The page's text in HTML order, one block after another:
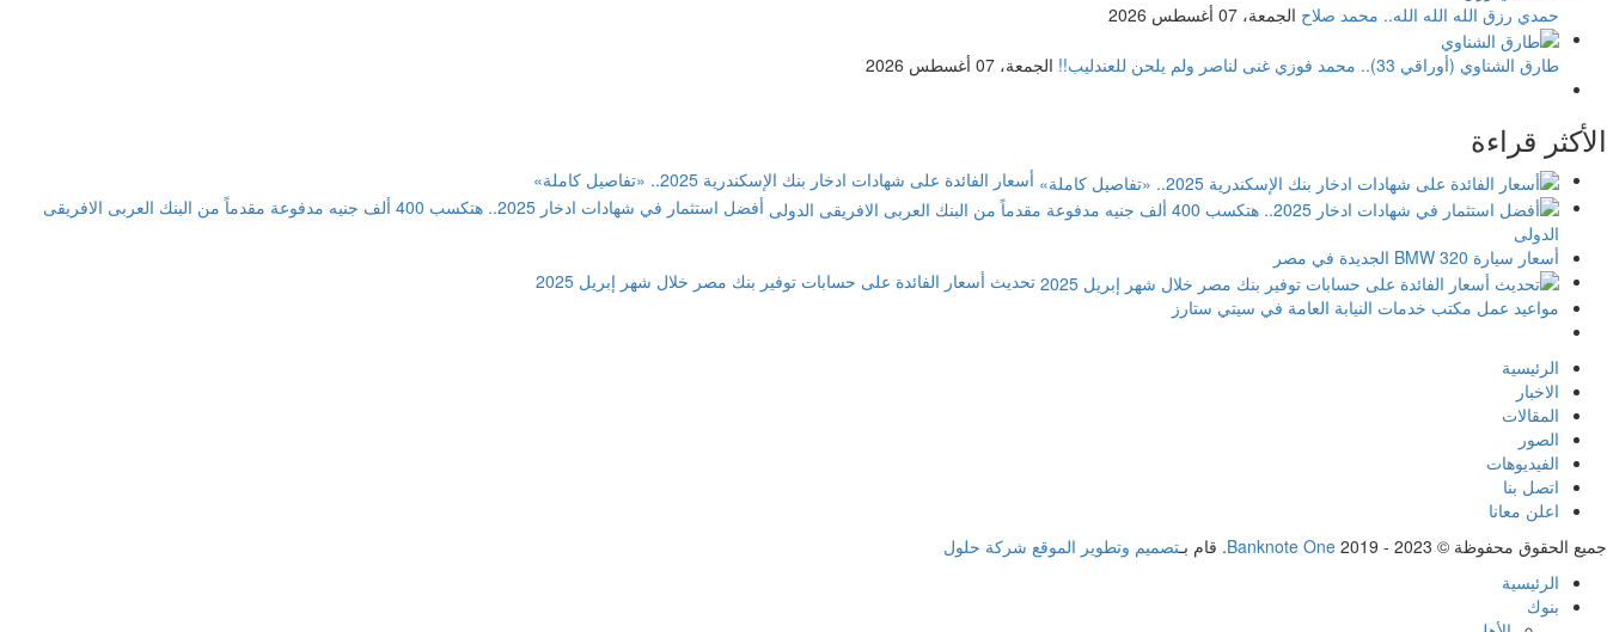
حمدي رزق الله الله الله.. محمد صلاح الجمعة، 07 أغسطس 2026
طارق الشناوي (أوراقي 33).. محمد فوزي غنى لناصر ولم يلحن للعندليب!! الجمعة، 07 أغسطس 2026
الأكثر قراءة
أسعار الفائدة على شهادات ادخار بنك الإسكندرية 2025.. «تفاصيل كاملة»
أفضل استثمار في شهادات ادخار 2025.. هتكسب 400 ألف جنيه مدفوعة مقدماً من البنك العربى الافريقى
الدولى
أسعار سيارة BMW 320 الجديدة في مصر
تحديث أسعار الفائدة على حسابات توفير بنك مصر خلال شهر إبريل 2025
مواعيد عمل مكتب خدمات النيابة العامة في سيتي ستارز
الرئيسية
الاخبار
المقالات
الصور
الفيديوهات
اتصل بنا
اعلن معانا
جميع الحقوق محفوظة ©
Banknote One 2019 - 2023. قام بـ
تصميم وتطوير الموقع شركة حلول
الرئيسية
بنوك